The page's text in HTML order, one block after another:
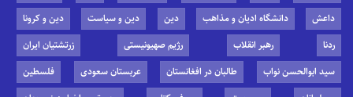
داعش
دانشگاه ادیان و مذاهب دین دین و سیاست
دین و کرونا
ردنا
رهبر انقلاب رژیم صهیونیستی
زرتشتیان ایران
سید ابوالحسن نواب
طالبان در افغانستان عربستان سعودی
فلسطین